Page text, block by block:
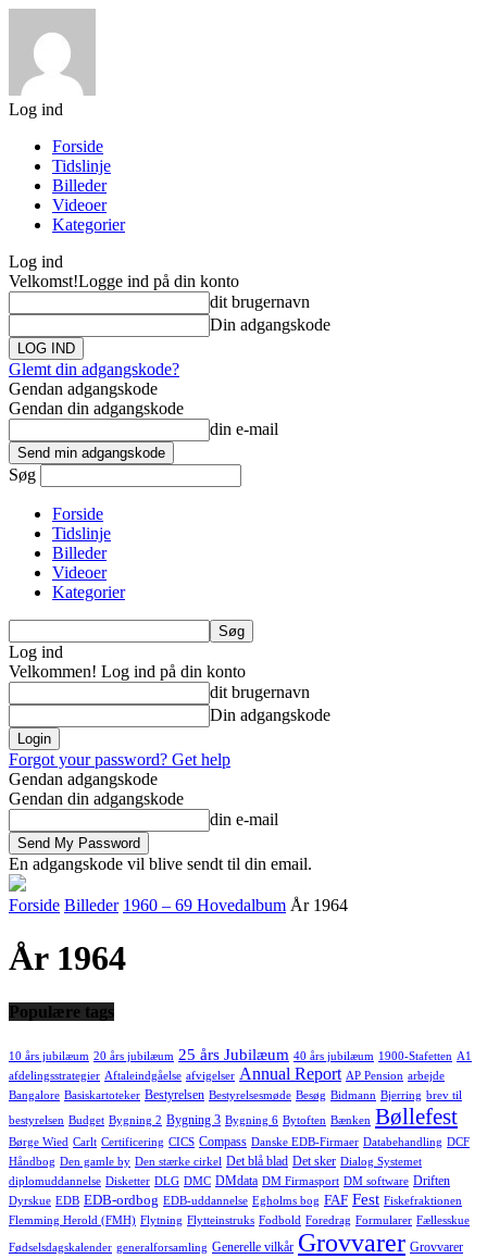
Log ind
Forside
Tidslinje
Billeder
Videoer
Kategorier
Log ind
Velkomst!Logge ind på din konto
dit brugernavn
Din adgangskode
Glemt din adgangskode?
Gendan adgangskode
Gendan din adgangskode
din e-mail
Søg
Forside
Tidslinje
Billeder
Videoer
Kategorier
Log ind
Velkommen! Log ind på din konto
dit brugernavn
Din adgangskode
Forgot your password? Get help
Gendan adgangskode
Gendan din adgangskode
din e-mail
En adgangskode vil blive sendt til din email.
Forside Billeder 1960 – 69 Hovedalbum År 1964
År 1964
Populære tags
10 års jubilæum 20 års jubilæum 25 års Jubilæum 40 års jubilæum 1900-Stafetten A1
afdelingsstrategier Aftaleindgåelse afvigelser Annual Report AP Pension arbejde
Bangalore Basiskartoteker Bestyrelsen Bestyrelsesmøde Besøg Bidmann Bjerring brev til
bestyrelsen Budget Bygning 2 Bygning 3 Bygning 6 Bytoften Bænken Bøllefest
Børge Wied Carlt Certificering CICS Compass Danske EDB-Firmaer Databehandling DCF
Håndbog Den gamle by Den stærke cirkel Det blå blad Det sker Dialog Systemet
diplomuddannelse Disketter DLG DMC DMdata DM Firmasport DM software Driften
Dyrskue EDB EDB-ordbog EDB-uddannelse Egholms bog FAF Fest Fiskefraktionen
Flemming Herold (FMH) Flytning Flytteinstruks Fodbold Foredrag Formularer Fællesskue
Fødselsdagskalender generalforsamling Generelle vilkår Grovvarer Grovvarer